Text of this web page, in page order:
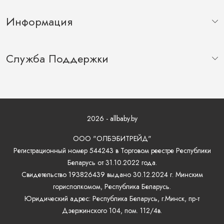
Информация
Служба Поддержки
2026 - allbaby.by
ООО "ОЛБЭБИТРЕЙД"
Регистрационный номер 544243 в Торговом реестре Республики
Беларусь от 31.10.2022 года.
Свидетельство 193826439 выдано 30.12.2024 г. Минским
горисполкомом, Республика Беларусь.
Юридический адрес: Республика Беларусь, г.Минск, пр-т
Дзержинского 104, пом. 112/4в.